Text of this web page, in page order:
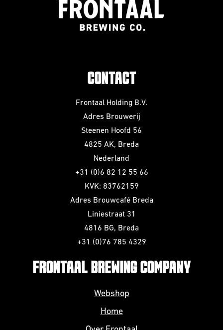
CONTACT
Frontaal Holding B.V.
Adres Brouwerij
Steenen Hoofd 56
4825 AK, Breda
Nederland
+31 (0)6 82 12 55 66
KVK: 83762159
Adres Brouwcafé Breda
Liniestraat 31
4816 BG, Breda
+31 (0)76 785 4329
FRONTAAL BREWING COMPANY
Webshop
Home